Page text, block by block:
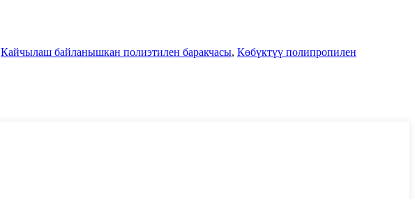
Кайчылаш байланышкан полиэтилен баракчасы, Көбүктүү полипропилен